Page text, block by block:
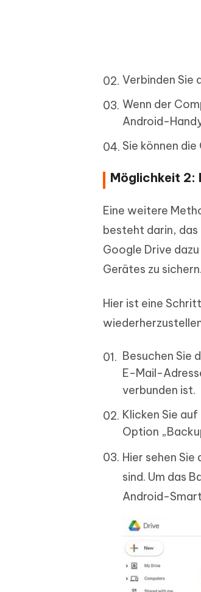
Verbinden Sie
Wenn der
Android-
Sie können
Möglichkeit 2:
Eine weitere
besteht darin, das
Google Drive
Gerätes zu sichern.
Hier ist eine
Besuchen Sie
E-Mail-
verbunden ist.
Klicken Sie
Option
Hier sehen
sind. Um das
Android-